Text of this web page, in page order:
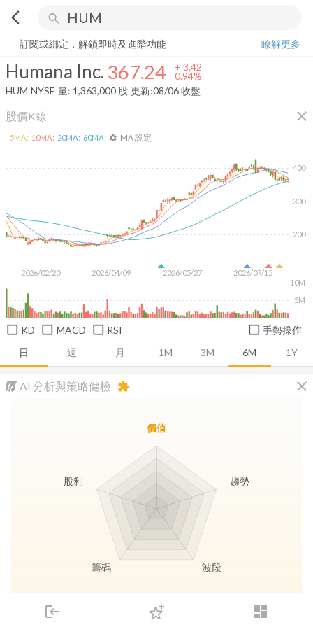
arrow_back_ios search
login dashboard
下單
Humana Inc. 367.24+
訂閱或綁定，解鎖即時及進階功能
瞭解更多
Humana Inc. 367.24 + 3.42
0.94%
HUM NYSE 量: 1,363,000 股 更新:08/06 收盤
股價K線 close
日 週 月 1M 3M 6M 1Y
2026/02/20 2026/04/09 2026/05/27 2026/07/15
200
300
400
5M
10M
5MA: 10MA: 20MA: 60MA: settings MA 設定
KD MACD RSI 手勢操作
AI 分析與策略健檢 close
extension
長線價值 存股收息
價值
趨勢
波段
籌碼
股利